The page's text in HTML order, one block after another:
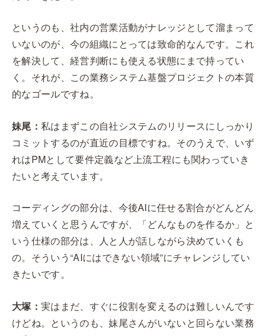
というのも、社内の営業活動がナレッジとして溜まって
いないのが、今の組織にとっては致命的なんです。これ
を解決して、経営判断にも使える状態にまで持ってい
く。それが、この業務システム基盤プロジェクトの本質
的なゴールですね。
妹尾： 私はまずこの自社システムのリリースにしっかり
コミットするのが直近の目標ですね。そのうえで、いず
れはPMとして要件定義など上流工程にも関わっていき
たいと考えています。
コーディングの部分は、今後AIに任せる割合がどんどん
増えていくと思うんですが、「どんなものを作るか」と
いう仕様の部分は、人と人が話しながら決めていくも
の。そういう“AIにはできない領域”にチャレンジしてい
きたいです。
大塚： 実はまだ、すぐに役割を変えるのは難しいんです
けどね。というのも、妹尾さんがいないと回らない業務